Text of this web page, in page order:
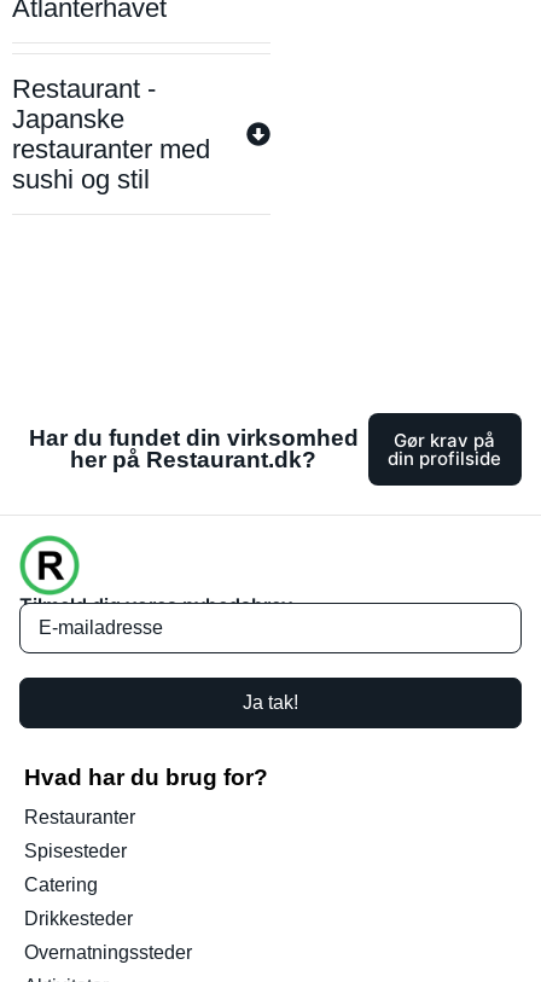
Atlanterhavet
Restaurant -
Japanske
restauranter med
sushi og stil
Har du fundet din virksomhed
her på Restaurant.dk?
Gør krav på
din profilside
Tilmeld dig vores nyhedsbrev
Ja tak!
Hvad har du brug for?
Restauranter
Spisesteder
Catering
Drikkesteder
Overnatningssteder